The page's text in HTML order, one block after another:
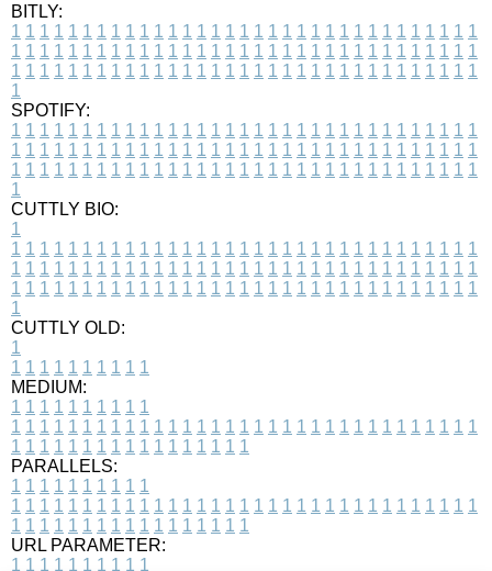
BITLY:
1 1 1 1 1 1 1 1 1 1 1 1 1 1 1 1 1 1 1 1 1 1 1 1 1 1 1 1 1 1 1 1 1
1 1 1 1 1 1 1 1 1 1 1 1 1 1 1 1 1 1 1 1 1 1 1 1 1 1 1 1 1 1 1 1 1
1 1 1 1 1 1 1 1 1 1 1 1 1 1 1 1 1 1 1 1 1 1 1 1 1 1 1 1 1 1 1 1 1
1
SPOTIFY:
1 1 1 1 1 1 1 1 1 1 1 1 1 1 1 1 1 1 1 1 1 1 1 1 1 1 1 1 1 1 1 1 1
1 1 1 1 1 1 1 1 1 1 1 1 1 1 1 1 1 1 1 1 1 1 1 1 1 1 1 1 1 1 1 1 1
1 1 1 1 1 1 1 1 1 1 1 1 1 1 1 1 1 1 1 1 1 1 1 1 1 1 1 1 1 1 1 1 1
1
CUTTLY BIO:
1
1 1 1 1 1 1 1 1 1 1 1 1 1 1 1 1 1 1 1 1 1 1 1 1 1 1 1 1 1 1 1 1 1
1 1 1 1 1 1 1 1 1 1 1 1 1 1 1 1 1 1 1 1 1 1 1 1 1 1 1 1 1 1 1 1 1
1 1 1 1 1 1 1 1 1 1 1 1 1 1 1 1 1 1 1 1 1 1 1 1 1 1 1 1 1 1 1 1 1
1
CUTTLY OLD:
1
1 1 1 1 1 1 1 1 1 1
MEDIUM:
1 1 1 1 1 1 1 1 1 1
1 1 1 1 1 1 1 1 1 1 1 1 1 1 1 1 1 1 1 1 1 1 1 1 1 1 1 1 1 1 1 1 1
1 1 1 1 1 1 1 1 1 1 1 1 1 1 1 1 1
PARALLELS:
1 1 1 1 1 1 1 1 1 1
1 1 1 1 1 1 1 1 1 1 1 1 1 1 1 1 1 1 1 1 1 1 1 1 1 1 1 1 1 1 1 1 1
1 1 1 1 1 1 1 1 1 1 1 1 1 1 1 1 1
URL PARAMETER:
1 1 1 1 1 1 1 1 1 1